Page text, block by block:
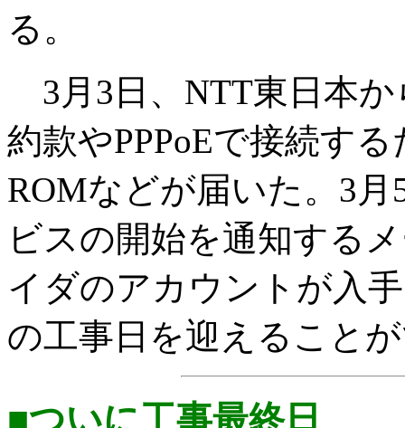
る。
3月3日、NTT東日本か
約款やPPPoEで接続す
ROMなどが届いた。3
ビスの開始を通知する
イダのアカウントが入
の工事日を迎えること
■ついに工事最終日